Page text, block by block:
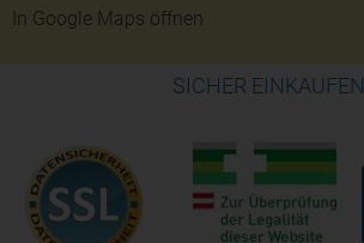
In Google Maps öffnen
SICHER EINKAUFEN